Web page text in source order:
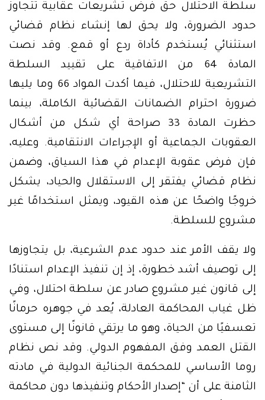
سلطة الاحتلال حق فرض تشريعات عقابية تتجاوز
حدود الضرورة، ولا يحق لها إنشاء نظام قضائي
استثنائي يُستخدم كأداة ردع أو قمع. وقد نصت
المادة 64 من الاتفاقية على تقييد السلطة
التشريعية للاحتلال، فيما أكدت المواد 66 وما يليها
ضرورة احترام الضمانات القضائية الكاملة، بينما
حظرت المادة 33 صراحة أي شكل من أشكال
العقوبات الجماعية أو الإجراءات الانتقامية. وعليه،
فإن فرض عقوبة الإعدام في هذا السياق، وضمن
نظام قضائي يفتقر إلى الاستقلال والحياد، يشكل
خروجًا واضحًا عن هذه القيود، ويمثل استخدامًا غير
مشروع للسلطة.
ولا يقف الأمر عند حدود عدم الشرعية، بل يتجاوزها
إلى توصيف أشد خطورة، إذ إن تنفيذ الإعدام استنادًا
إلى قانون غير مشروع صادر عن سلطة احتلال، وفي
ظل غياب المحاكمة العادلة، يُعد في جوهره حرمانًا
تعسفيًا من الحياة، وهو ما يرتقي قانونًا إلى مستوى
القتل العمد وفق المفهوم الدولي. وقد نص نظام
روما الأساسي للمحكمة الجنائية الدولية في مادته
الثامنة على أن “إصدار الأحكام وتنفيذها دون محاكمة